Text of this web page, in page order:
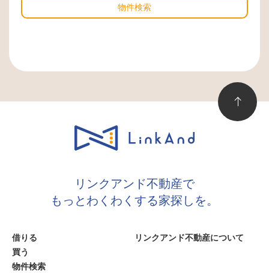
物件検索
リンクアンド不動産で
もっとわくわくする家探しを。
借りる
買う
物件検索
リンクアンド不動産について